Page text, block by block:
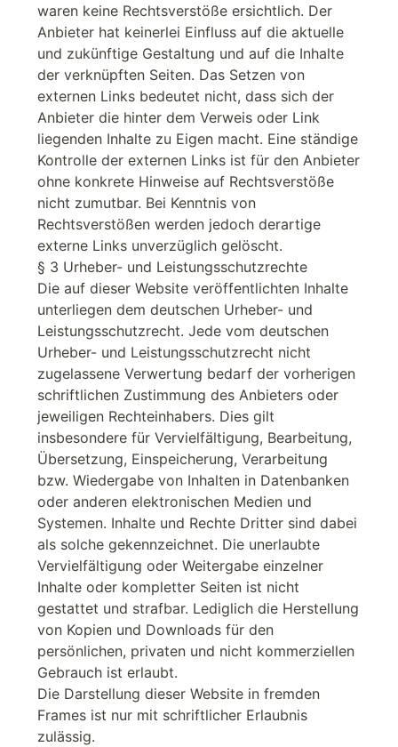
waren keine Rechtsverstöße ersichtlich. Der
Anbieter hat keinerlei Einfluss auf die aktuelle
und zukünftige Gestaltung und auf die Inhalte
der verknüpften Seiten. Das Setzen von
externen Links bedeutet nicht, dass sich der
Anbieter die hinter dem Verweis oder Link
liegenden Inhalte zu Eigen macht. Eine ständige
Kontrolle der externen Links ist für den Anbieter
ohne konkrete Hinweise auf Rechtsverstöße
nicht zumutbar. Bei Kenntnis von
Rechtsverstößen werden jedoch derartige
externe Links unverzüglich gelöscht.
§ 3 Urheber- und Leistungsschutzrechte
Die auf dieser Website veröffentlichten Inhalte
unterliegen dem deutschen Urheber- und
Leistungsschutzrecht. Jede vom deutschen
Urheber- und Leistungsschutzrecht nicht
zugelassene Verwertung bedarf der vorherigen
schriftlichen Zustimmung des Anbieters oder
jeweiligen Rechteinhabers. Dies gilt
insbesondere für Vervielfältigung, Bearbeitung,
Übersetzung, Einspeicherung, Verarbeitung
bzw. Wiedergabe von Inhalten in Datenbanken
oder anderen elektronischen Medien und
Systemen. Inhalte und Rechte Dritter sind dabei
als solche gekennzeichnet. Die unerlaubte
Vervielfältigung oder Weitergabe einzelner
Inhalte oder kompletter Seiten ist nicht
gestattet und strafbar. Lediglich die Herstellung
von Kopien und Downloads für den
persönlichen, privaten und nicht kommerziellen
Gebrauch ist erlaubt.
Die Darstellung dieser Website in fremden
Frames ist nur mit schriftlicher Erlaubnis
zulässig.